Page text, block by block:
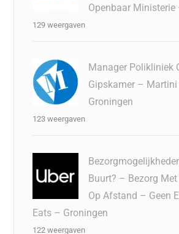
Openbaar Ministerie
129 weergaven
Manager Polikliniek
Gipskamer –
Groningen
123 weergaven
Buurt? – Bezorg Met
Op Afstand – Geen
Eats – Groningen
122 weergaven